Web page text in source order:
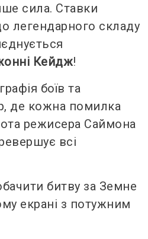
сила. Ставки
легендарного складу
Кейдж!
боїв та
де кожна помилка
режисера Саймона
всі
битву за Земне
екрані з потужним